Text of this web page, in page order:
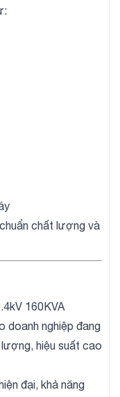
chất lượng và
160KVA
doanh nghiệp đang
hiệu suất cao
đại, khả năng